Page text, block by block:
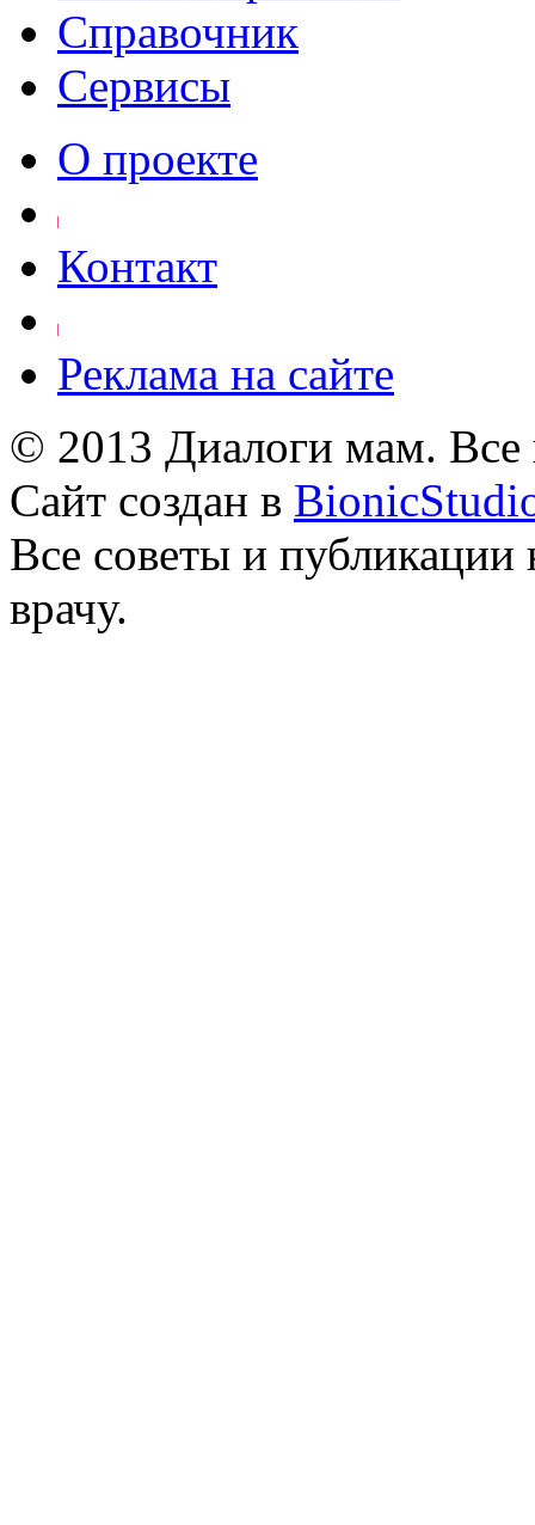
Справочник
Сервисы
О проекте
Контакт
Реклама на сайте
© 2013 Диалоги мам.
Сайт создан в
Все советы и публикации
врачу.